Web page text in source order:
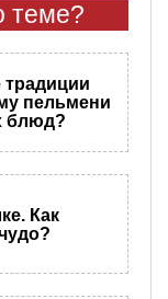
теме?
традиции
пельмени
блюд?
Как